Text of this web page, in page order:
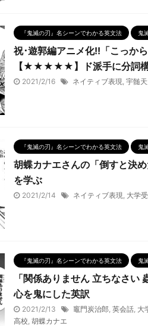
『鬼滅の刃』名シーンでわかる英文法 鬼
祝･遊郭編アニメ化!!「こっか
【★★★★★】ド派手に分詞
2021/2/16 ネイティブ表現, 宇髄
『鬼滅の刃』名シーンでわかる英文法 鬼
胡蝶カナエさんの「倒すと決
を学ぶ
2021/2/14 ネイティブ表現, 大学
『鬼滅の刃』名シーンでわかる英文法 鬼
「関係ありません 立ちなさ
心を鬼にした英訳
2021/2/13 竈門炭治郎, 英会話, 大
高校, 胡蝶カナエ